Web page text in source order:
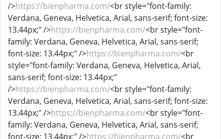
/>https://bienpharma.com/<br style="font-family:
Verdana, Geneva, Helvetica, Arial, sans-serif; font-size:
13.44px;" />https://bienpharma.com/<br style="font-
family: Verdana, Geneva, Helvetica, Arial, sans-serif;
font-size: 13.44px;" />https://bienpharma.com/<br
style="font-family: Verdana, Geneva, Helvetica, Arial,
sans-serif; font-size: 13.44px;"
/>https://bienpharma.com/<br style="font-family:
Verdana, Geneva, Helvetica, Arial, sans-serif; font-size:
13.44px;" />https://bienpharma.com/<br style="font-
family: Verdana, Geneva, Helvetica, Arial, sans-serif;
font-size: 13.44px;" />https://bienpharma.com/<br